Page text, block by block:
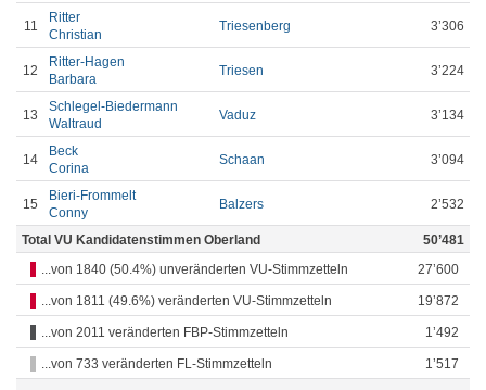
11
Ritter
Christian
Triesenberg 3’306
12
Ritter-Hagen
Barbara
Triesen 3’224
13
Schlegel-Biedermann
Waltraud
Vaduz 3’134
14
Beck
Corina
Schaan 3’094
15
Bieri-Frommelt
Conny
Balzers 2’532
Total VU Kandidatenstimmen Oberland
50’481
...von 1840 (50.4%) unveränderten VU-Stimmzetteln
27’600
...von 1811 (49.6%) veränderten VU-Stimmzetteln 19’872
...von 2011 veränderten FBP-Stimmzetteln 1’492
...von 733 veränderten FL-Stimmzetteln 1’517